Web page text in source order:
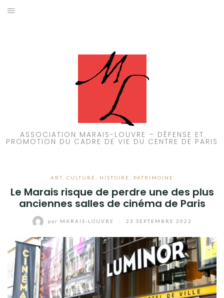
Aller
ASSOCIATION MARAIS-LOUVRE – DÉFENSE ET
PROMOTION DU CADRE DE VIE DU CENTRE DE PARIS
ART CULTURE HISTOIRE PATRIMOINE
Le Marais risque de perdre une des plus
anciennes salles de cinéma de Paris
par MARAIS-LOUVRE 23 SEPTEMBRE 2022